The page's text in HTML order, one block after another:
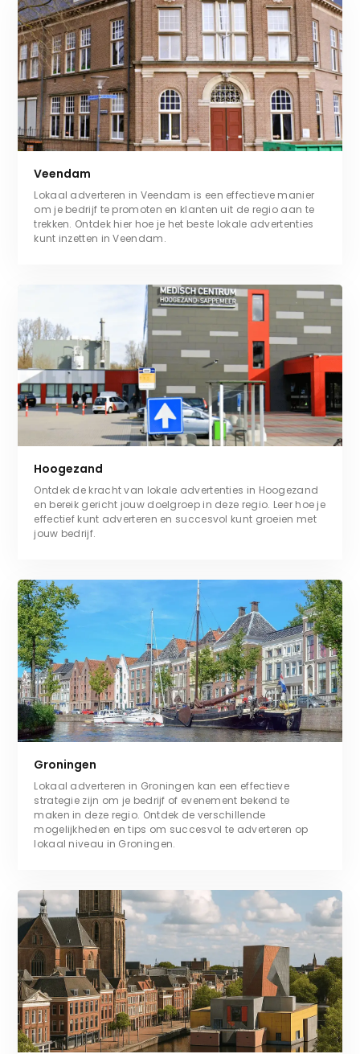
Veendam
Lokaal adverteren in Veendam is een effectieve manier
om je bedrijf te promoten en klanten uit de regio aan te
trekken. Ontdek hier hoe je het beste lokale advertenties
kunt inzetten in Veendam.
Hoogezand
Ontdek de kracht van lokale advertenties in Hoogezand
en bereik gericht jouw doelgroep in deze regio. Leer hoe je
effectief kunt adverteren en succesvol kunt groeien met
jouw bedrijf.
Groningen
Lokaal adverteren in Groningen kan een effectieve
strategie zijn om je bedrijf of evenement bekend te
maken in deze regio. Ontdek de verschillende
mogelijkheden en tips om succesvol te adverteren op
lokaal niveau in Groningen.